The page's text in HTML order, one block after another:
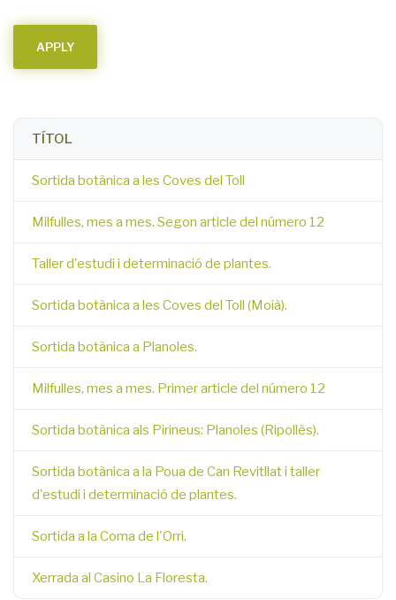
TÍTOL
Sortida botànica a les Coves del Toll
Milfulles, mes a mes. Segon article del número 12
Taller d'estudi i determinació de plantes.
Sortida botànica a les Coves del Toll (Moià).
Sortida botànica a Planoles.
Milfulles, mes a mes. Primer article del número 12
Sortida botànica als Pirineus: Planoles (Ripollès).
Sortida botànica a la Poua de Can Revitllat i taller
d'estudi i determinació de plantes.
Sortida a la Coma de l'Orri.
Xerrada al Casino La Floresta.